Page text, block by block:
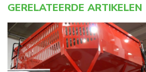
GERELATEERDE ARTIKELEN